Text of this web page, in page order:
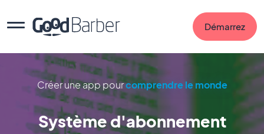
Démarrez
Créer une app pourcomprendre le monde
Système d'abonnement